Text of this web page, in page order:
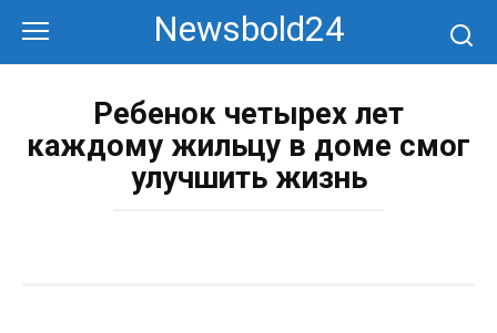
контенту
Newsbold24
Ребенок четырех лет
каждому жильцу в доме смог
улучшить жизнь